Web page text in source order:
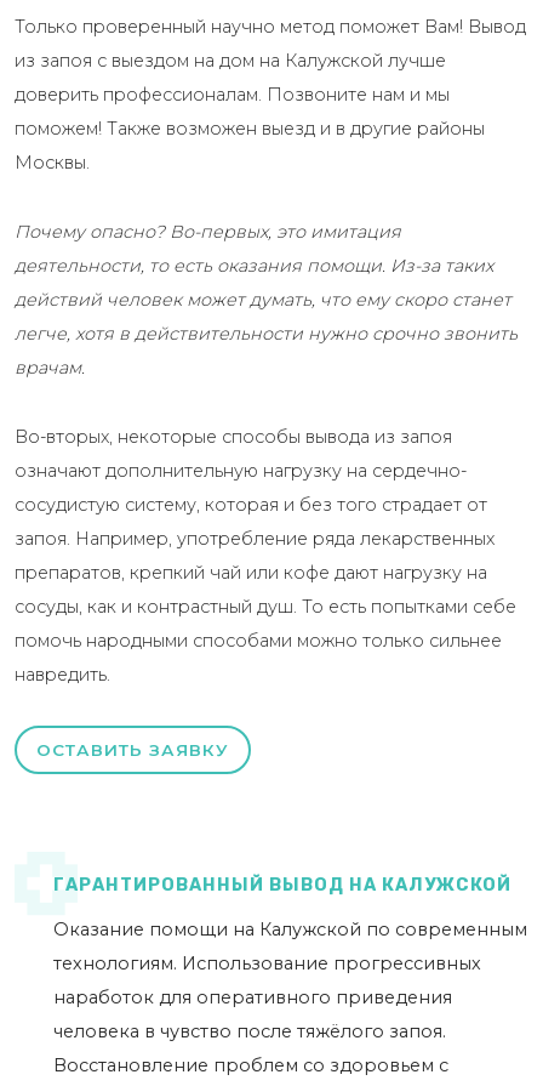
Только проверенный научно метод поможет Вам! Вывод
из запоя с выездом на дом на Калужской лучше
доверить профессионалам. Позвоните нам и мы
поможем! Также возможен выезд и в другие районы
Москвы.
Почему опасно? Во-первых, это имитация
деятельности, то есть оказания помощи. Из-за таких
действий человек может думать, что ему скоро станет
легче, хотя в действительности нужно срочно звонить
врачам.
Во-вторых, некоторые способы вывода из запоя
означают дополнительную нагрузку на сердечно-
сосудистую систему, которая и без того страдает от
запоя. Например, употребление ряда лекарственных
препаратов, крепкий чай или кофе дают нагрузку на
сосуды, как и контрастный душ. То есть попытками себе
помочь народными способами можно только сильнее
навредить.
ОСТАВИТЬ ЗАЯВКУ
ГАРАНТИРОВАННЫЙ ВЫВОД НА КАЛУЖСКОЙ
Оказание помощи на Калужской по современным
технологиям. Использование прогрессивных
наработок для оперативного приведения
человека в чувство после тяжёлого запоя.
Восстановление проблем со здоровьем с